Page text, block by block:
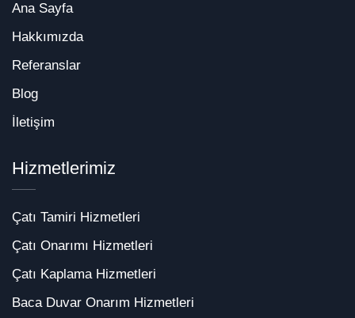
Ana Sayfa
Hakkımızda
Referanslar
Blog
İletişim
Hizmetlerimiz
Çatı Tamiri Hizmetleri
Çatı Onarımı Hizmetleri
Çatı Kaplama Hizmetleri
Baca Duvar Onarım Hizmetleri